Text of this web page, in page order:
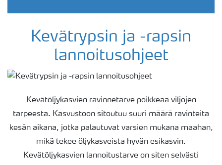
Kevätrypsin ja -rapsin
lannoitusohjeet
Kevätöljykasvien ravinnetarve poikkeaa viljojen
tarpeesta. Kasvustoon sitoutuu suuri määrä ravinteita
kesän aikana, jotka palautuvat varsien mukana maahan,
mikä tekee öljykasveista hyvän esikasvin.
Kevätöljykasvien lannoitustarve on siten selvästi